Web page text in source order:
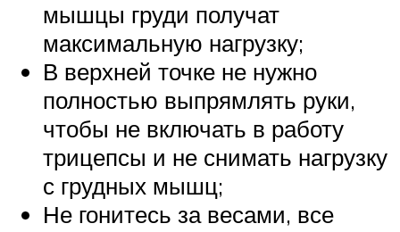
мышцы груди получат
максимальную нагрузку;
В верхней точке не нужно
полностью выпрямлять руки,
чтобы не включать в работу
трицепсы и не снимать нагрузку
с грудных мышц;
Не гонитесь за весами, все